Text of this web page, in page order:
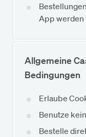
App werden
Allgemeine
Bedingungen
Erlaube
Benutze
Bestelle